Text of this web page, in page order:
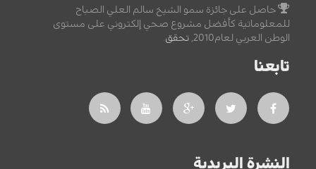
حاصل على جائزة سمو الشيخ سالم العلي الصباح
للمعلوماتية كأفضل مشروع صحي إلكتروني على مستوى
الوطن العربي لعام2010,
تحقق.
تابعنا
النشرة البريدية